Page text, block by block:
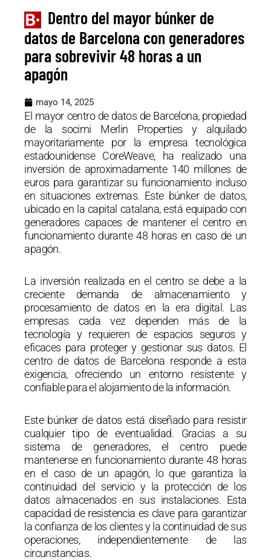
Dentro del mayor búnker de
datos de Barcelona con generadores
para sobrevivir 48 horas a un
apagón
mayo 14, 2025
El mayor centro de datos de Barcelona, propiedad
de la socimi Merlin Properties y alquilado
mayoritariamente por la empresa tecnológica
estadounidense CoreWeave, ha realizado una
inversión de aproximadamente 140 millones de
euros para garantizar su funcionamiento incluso
en situaciones extremas. Este búnker de datos,
ubicado en la capital catalana, está equipado con
generadores capaces de mantener el centro en
funcionamiento durante 48 horas en caso de un
apagón.
La inversión realizada en el centro se debe a la
creciente demanda de almacenamiento y
procesamiento de datos en la era digital. Las
empresas cada vez dependen más de la
tecnología y requieren de espacios seguros y
eficaces para proteger y gestionar sus datos. El
centro de datos de Barcelona responde a esta
exigencia, ofreciendo un entorno resistente y
confiable para el alojamiento de la información.
Este búnker de datos está diseñado para resistir
cualquier tipo de eventualidad. Gracias a su
sistema de generadores, el centro puede
mantenerse en funcionamiento durante 48 horas
en el caso de un apagón, lo que garantiza la
continuidad del servicio y la protección de los
datos almacenados en sus instalaciones. Esta
capacidad de resistencia es clave para garantizar
la confianza de los clientes y la continuidad de sus
operaciones, independientemente de las
circunstancias.